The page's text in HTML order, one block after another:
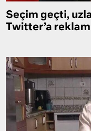
Seçim geçti,
Twitter’a reklam